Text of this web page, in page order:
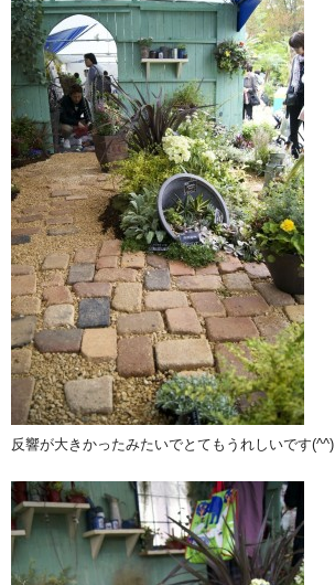
反響が大きかったみたいでとてもうれしいです(^^)